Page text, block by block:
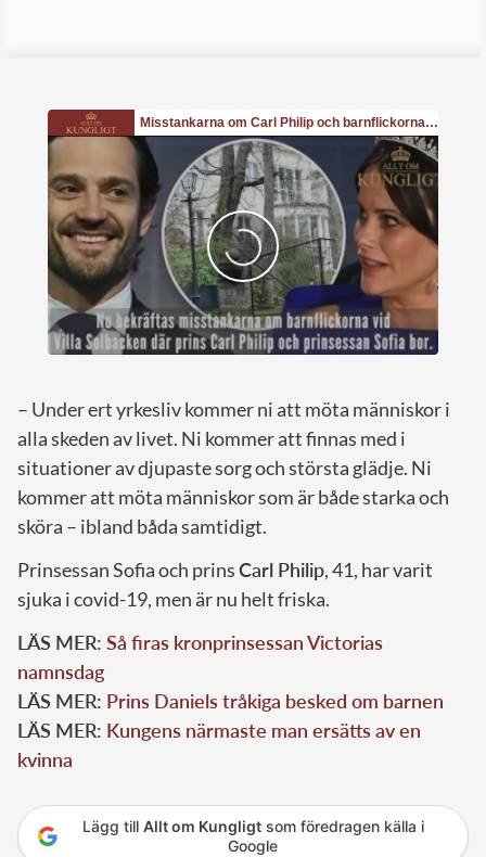
– Under ert yrkesliv kommer ni att möta människor i
alla skeden av livet. Ni kommer att finnas med i
situationer av djupaste sorg och största glädje. Ni
kommer att möta människor som är både starka och
sköra – ibland båda samtidigt.
Prinsessan Sofia och prinsCarl Philip, 41, har varit
sjuka i covid-19, men är nu helt friska.
LÄS MER: Så firas kronprinsessan Victorias
namnsdag
LÄS MER: Prins Daniels tråkiga besked om barnen
LÄS MER: Kungens närmaste man ersätts av en
kvinna
Lägg till Allt om Kungligtsom föredragen källa i
Google